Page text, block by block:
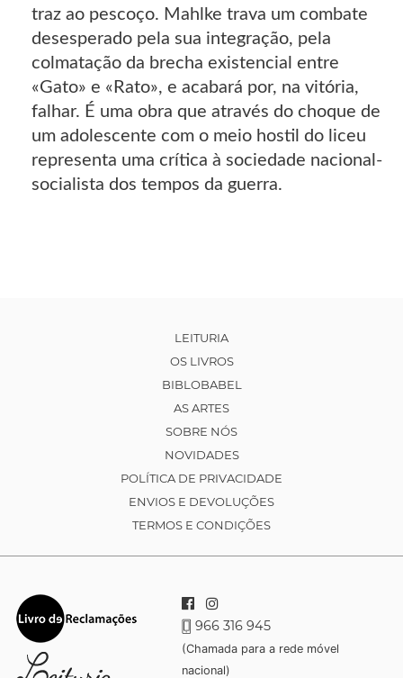
traz ao pescoço. Mahlke trava um combate
desesperado pela sua integração, pela
colmatação da brecha existencial entre
«Gato» e «Rato», e acabará por, na vitória,
falhar. É uma obra que através do choque de
um adolescente com o meio hostil do liceu
representa uma crítica à sociedade nacional-
socialista dos tempos da guerra.
LEITURIA
OS LIVROS
BIBLOBABEL
AS ARTES
SOBRE NÓS
NOVIDADES
POLÍTICA DE PRIVACIDADE
ENVIOS E DEVOLUÇÕES
TERMOS E CONDIÇÕES
966 316 945
(Chamada para a rede móvel
nacional)